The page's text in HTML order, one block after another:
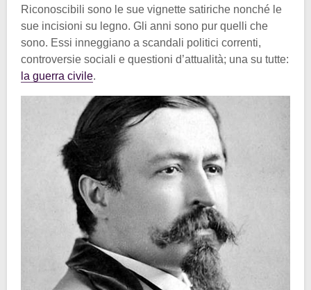
Riconoscibili sono le sue vignette satiriche nonché le
sue incisioni su legno. Gli anni sono pur quelli che
sono. Essi inneggiano a scandali politici correnti,
controversie sociali e questioni d’attualità; una su tutte:
la guerra civile.